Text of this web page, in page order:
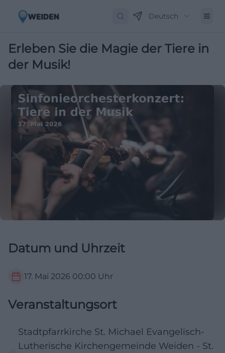
Deutsch
Erleben Sie die Magie der Tiere in
der Musik!
Datum und Uhrzeit
17. Mai 2026 00:00 Uhr
Veranstaltungsort
Stadtpfarrkirche St. Michael Evangelisch-
Lutherische Kirchengemeinde Weiden - St.